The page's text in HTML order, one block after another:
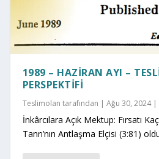
1989 – HAZIRAN AYI –
PERSPEKTIFI
Teslimolan tarafından | Ağu 30, 2024|
İnkârcılara Açık Mektup: Fırsatı
Tanrı’nın Antlaşma Elçisi (3:81)